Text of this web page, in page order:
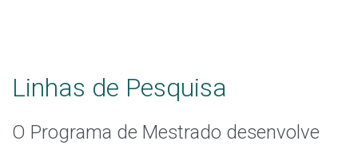
Linhas de Pesquisa
O Programa de Mestrado desenvolve